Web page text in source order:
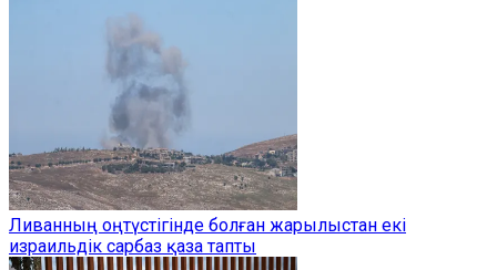
Ливанның оңтүстігінде болған жарылыстан екі
израильдік сарбаз қаза тапты